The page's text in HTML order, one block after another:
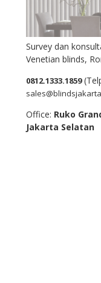
Survey dan
Venetian blinds,
0812.1333.1859
Office: Ruko
Jakarta Selatan